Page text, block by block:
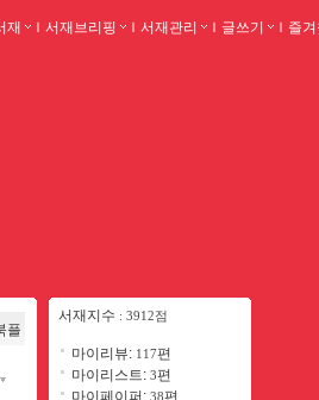
재 ｌ 서재브리핑 ｌ 서재관리 ｌ 글쓰기 ｌ 즐
플
서재지수 : 3912점
마이리뷰: 117편
마이리스트: 3편
마이페이퍼: 38편